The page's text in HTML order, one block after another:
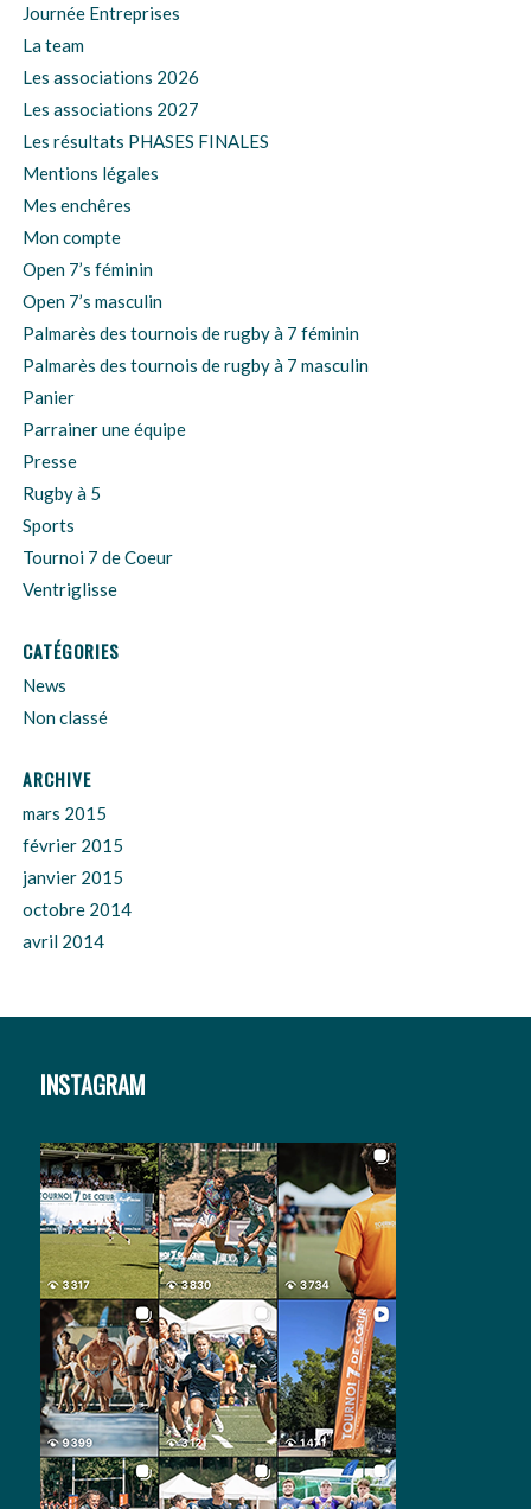
Journée Entreprises
La team
Les associations 2026
Les associations 2027
Les résultats PHASES FINALES
Mentions légales
Mes enchêres
Mon compte
Open 7’s féminin
Open 7’s masculin
Palmarès des tournois de rugby à 7 féminin
Palmarès des tournois de rugby à 7 masculin
Panier
Parrainer une équipe
Presse
Rugby à 5
Sports
Tournoi 7 de Coeur
Ventriglisse
CATÉGORIES
News
Non classé
ARCHIVE
mars 2015
février 2015
janvier 2015
octobre 2014
avril 2014
INSTAGRAM